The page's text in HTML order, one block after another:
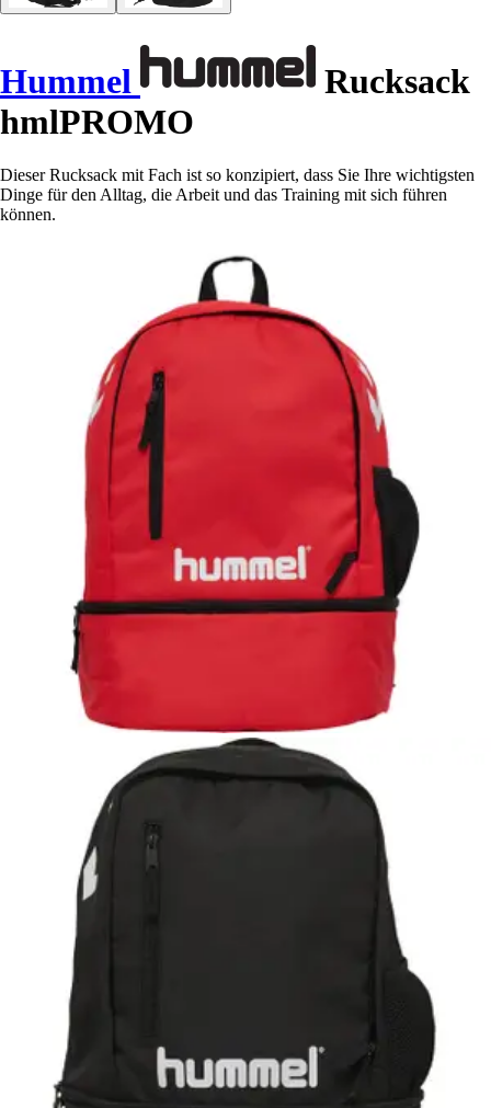
Hummel
Rucksack
hmlPROMO
Dieser Rucksack mit Fach ist so konzipiert, dass Sie Ihre wichtigsten
Dinge für den Alltag, die Arbeit und das Training mit sich führen
können.